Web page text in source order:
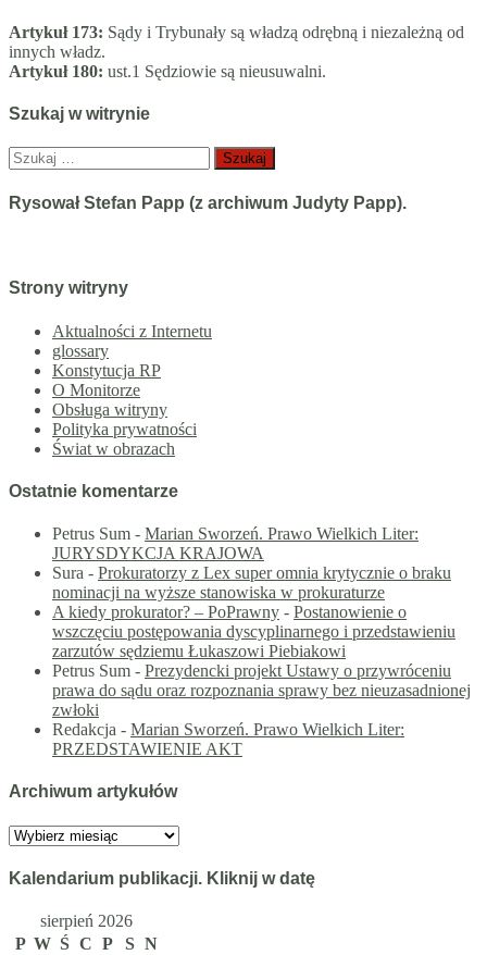
Artykuł 173: Sądy i Trybunały są władzą odrębną i niezależną od
innych władz.
Artykuł 180: ust.1 Sędziowie są nieusuwalni.
Szukaj w witrynie
Szukaj:
Rysował Stefan Papp (z archiwum Judyty Papp).
Strony witryny
Aktualności z Internetu
glossary
Konstytucja RP
O Monitorze
Obsługa witryny
Polityka prywatności
Świat w obrazach
Ostatnie komentarze
Petrus Sum - Marian Sworzeń. Prawo Wielkich Liter:
JURYSDYKCJA KRAJOWA
Sura - Prokuratorzy z Lex super omnia krytycznie o braku
nominacji na wyższe stanowiska w prokuraturze
A kiedy prokurator? – PoPrawny - Postanowienie o
wszczęciu postępowania dyscyplinarnego i przedstawieniu
zarzutów sędziemu Łukaszowi Piebiakowi
Petrus Sum - Prezydencki projekt Ustawy o przywróceniu
prawa do sądu oraz rozpoznania sprawy bez nieuzasadnionej
zwłoki
Redakcja - Marian Sworzeń. Prawo Wielkich Liter:
PRZEDSTAWIENIE AKT
Archiwum artykułów
Archiwum
Kalendarium publikacji. Kliknij w datę
sierpień 2026
P W Ś C P S N